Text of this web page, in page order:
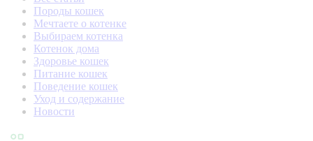
Породы кошек
Мечтаете о котенке
Выбираем котенка
Котенок дома
Здоровье кошек
Питание кошек
Поведение кошек
Уход и содержание
Новости